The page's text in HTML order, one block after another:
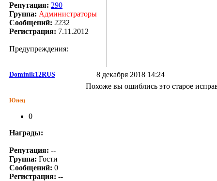
Репутация: 290
Группа: Администраторы
Сообщений: 2232
Регистрация: 7.11.2012
Предупреждения:
Dominik12RUS 8 декабря 2018 14:24
Юнец
0
Награды:
Репутация: --
Группа: Гости
Сообщений: 0
Регистрация: --
Похоже вы ошиблись это старое